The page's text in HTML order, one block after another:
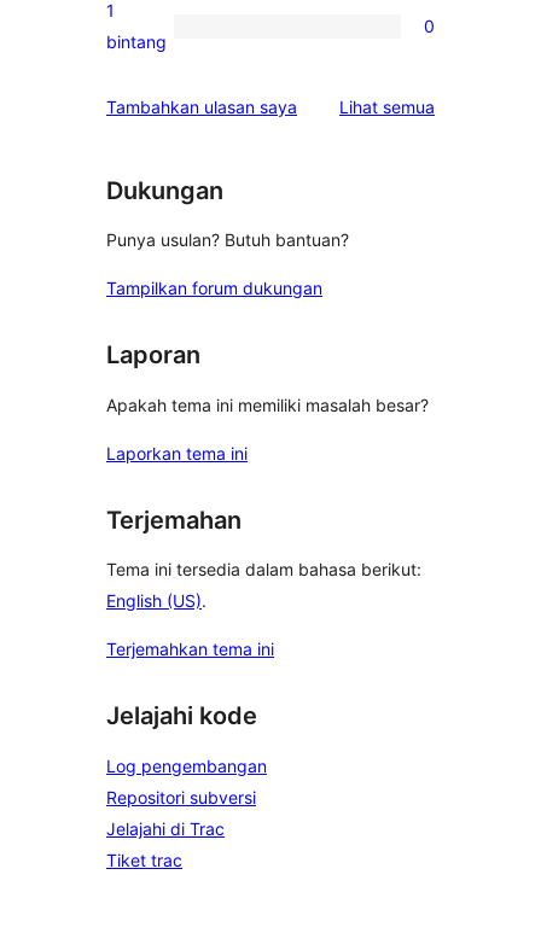
2-
0
1-
1
bintang
0
Tambahkan ulasan saya Lihat semua
Dukungan
Punya usulan? Butuh bantuan?
Tampilkan forum dukungan
Laporan
Apakah tema ini memiliki masalah besar?
Laporkan tema ini
Terjemahan
Tema ini tersedia dalam bahasa berikut:
English (US).
Terjemahkan tema ini
Jelajahi kode
Log pengembangan
Repositori subversi
Jelajahi di Trac
Tiket trac